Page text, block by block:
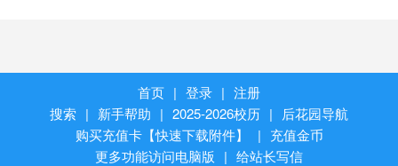
首页 | 登录 | 注册
搜索 | 新手帮助 | 2025-2026校历 |
后花园导航
购买充值卡【快速下载附件】
| 充值金币
更多功能访问电脑版 | 给站长写信